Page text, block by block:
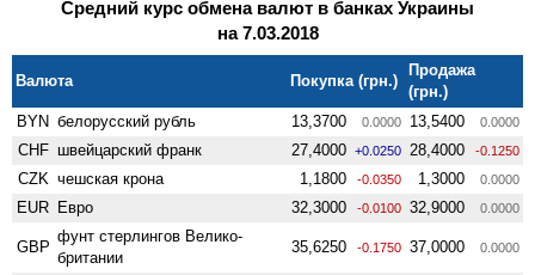
Средний курс обмена валют в банках Украины
на 7.03.2018
Валюта Покупка (грн.)
Продажа
(грн.)
BYN белорусский рубль 13,3700 0.0000 13,5400 0.0000
CHF швейцарский франк 27,4000 +0.0250 28,4000 -0.1250
CZK чешская крона 1,1800 -0.0350 1,3000 0.0000
EUR Евро 32,3000 -0.0100 32,9000 0.0000
GBP
фунт стерлингов Велико­
британии
35,6250 -0.1750 37,0000 0.0000